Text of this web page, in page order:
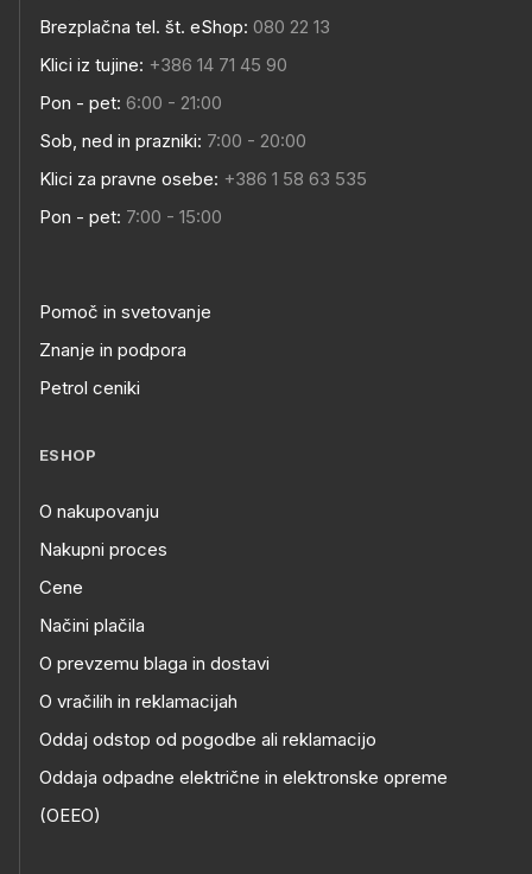
Brezplačna tel. št. eShop: 080 22 13
Klici iz tujine: +386 14 71 45 90
Pon - pet: 6:00 - 21:00
Sob, ned in prazniki: 7:00 - 20:00
Klici za pravne osebe: +386 1 58 63 535
Pon - pet: 7:00 - 15:00
Pomoč in svetovanje
Znanje in podpora
Petrol ceniki
ESHOP
O nakupovanju
Nakupni proces
Cene
Načini plačila
O prevzemu blaga in dostavi
O vračilih in reklamacijah
Oddaj odstop od pogodbe ali reklamacijo
Oddaja odpadne električne in elektronske opreme
(OEEO)